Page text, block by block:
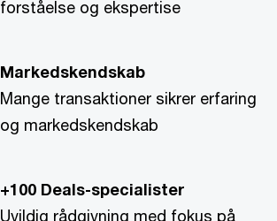
forståelse og ekspertise
Markedskendskab
Mange transaktioner sikrer erfaring
og markedskendskab
+100 Deals-specialister
Uvildig rådgivning med fokus på